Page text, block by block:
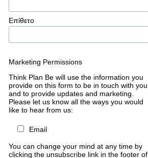
Επίθετο
Marketing Permissions
Think Plan Be will use the information you
provide on this form to be in touch with you
and to provide updates and marketing.
Please let us know all the ways you would
like to hear from us:
Email
You can change your mind at any time by
clicking the unsubscribe link in the footer of